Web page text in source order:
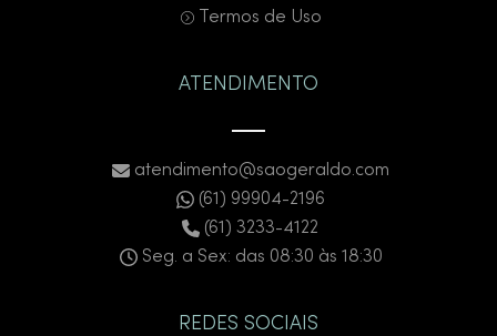
Termos de Uso
ATENDIMENTO
atendimento@saogeraldo.com
(61) 99904-2196
(61) 3233-4122
Seg. a Sex: das 08:30 às 18:30
REDES SOCIAIS